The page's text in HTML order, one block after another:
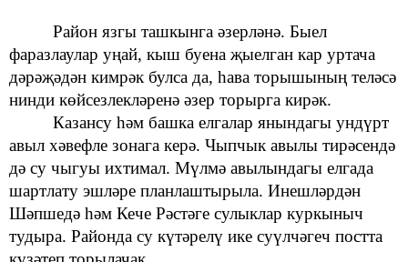
Район язгы ташкынга әзерләнә. Быел
фаразлаулар уңай, кыш буена җыелган кар уртача
дәрәҗәдән кимрәк булса да, һава торышының теләсә
нинди көйсезлекләренә әзер торырга кирәк.
Казансу һәм башка елгалар янындагы ундүрт
авыл хәвефле зонага керә. Чыпчык авылы тирәсендә
дә су чыгуы ихтимал. Мүлмә авылындагы елгада
шартлату эшләре планлаштырыла. Инешләрдән
Шәпшедә һәм Кече Рәстәге сулыклар куркыныч
тудыра. Районда су күтәрелү ике суүлчәгеч постта